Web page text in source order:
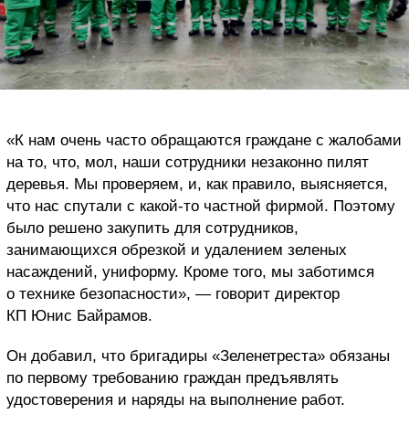
«К нам очень часто обращаются граждане с жалобами
на то, что, мол, наши сотрудники незаконно пилят
деревья. Мы проверяем, и, как правило, выясняется,
что нас спутали с какой-то частной фирмой. Поэтому
было решено закупить для сотрудников,
занимающихся обрезкой и удалением зеленых
насаждений, униформу. Кроме того, мы заботимся
о технике безопасности», — говорит директор
КП Юнис Байрамов.
Он добавил, что бригадиры «Зеленетреста» обязаны
по первому требованию граждан предъявлять
удостоверения и наряды на выполнение работ.